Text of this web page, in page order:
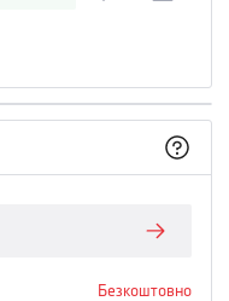
Безкоштовно